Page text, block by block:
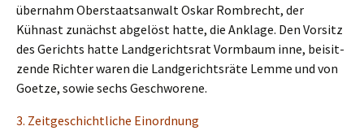
übernahm Oberstaats­an­walt Oskar Rombrecht, der
Kühnast zunächst abgelöst hatte, die Ankla­ge. Den Vorsitz
des Gerichts hatte Landge­richts­rat Vormbaum inne, beisit­
zen­de Richter waren die Landge­richts­rä­te Lemme und von
Goetze, sowie sechs Geschworene.
3. Zeitge­schicht­li­che Einordnung